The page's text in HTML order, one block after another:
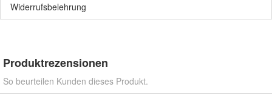
Widerrufsbelehrung
Produktrezensionen
So beurteilen Kunden dieses Produkt.